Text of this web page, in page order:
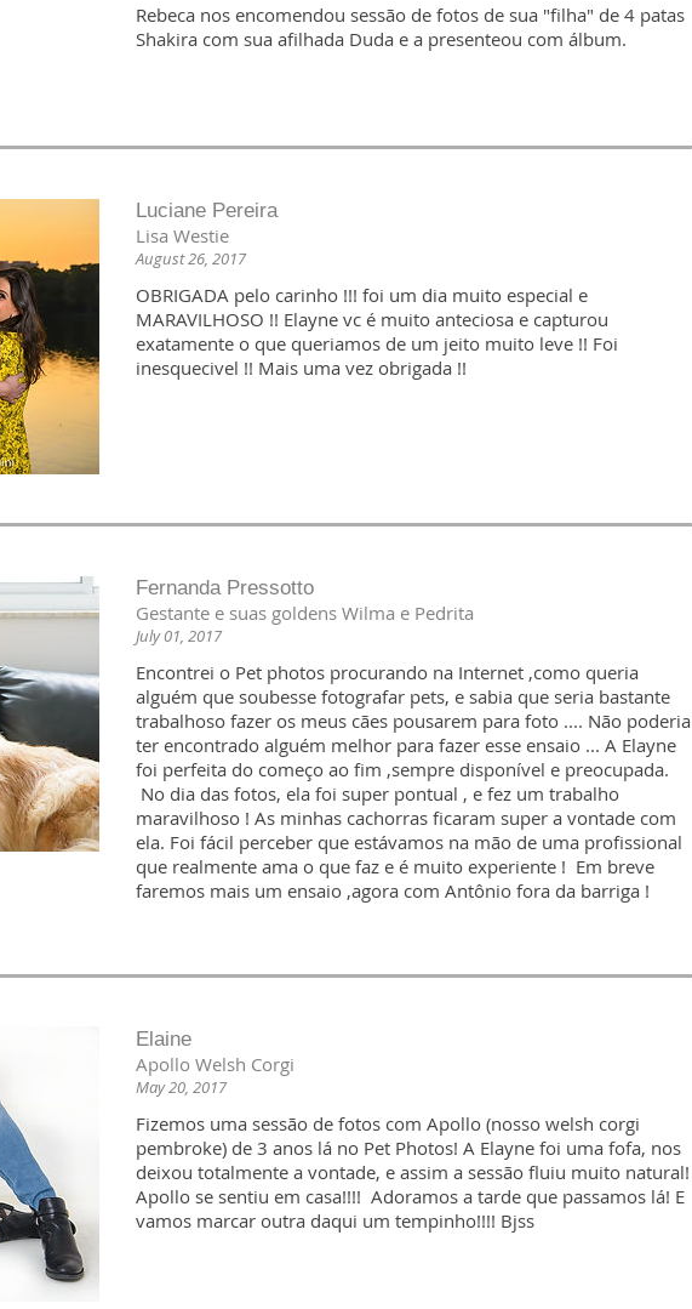
Rebeca nos encomendou sessão de fotos de sua "filha" de 4 patas
Shakira com sua afilhada Duda e a presenteou com álbum.
Luciane Pereira
Lisa Westie
August 26, 2017
OBRIGADA pelo carinho !!! foi um dia muito especial e
MARAVILHOSO !! Elayne vc é muito anteciosa e capturou
exatamente o que queriamos de um jeito muito leve !! Foi
inesquecivel !! Mais uma vez obrigada !!
Fernanda Pressotto
Gestante e suas goldens Wilma e Pedrita
July 01, 2017
Encontrei o Pet photos procurando na Internet ,como queria
alguém que soubesse fotografar pets, e sabia que seria bastante
trabalhoso fazer os meus cães pousarem para foto .... Não poderia
ter encontrado alguém melhor para fazer esse ensaio ... A Elayne
foi perfeita do começo ao fim ,sempre disponível e preocupada.
No dia das fotos, ela foi super pontual , e fez um trabalho
maravilhoso ! As minhas cachorras ficaram super a vontade com
ela. Foi fácil perceber que estávamos na mão de uma profissional
que realmente ama o que faz e é muito experiente ! Em breve
faremos mais um ensaio ,agora com Antônio fora da barriga !
Elaine
Apollo Welsh Corgi
May 20, 2017
Fizemos uma sessão de fotos com Apollo (nosso welsh corgi
pembroke) de 3 anos lá no Pet Photos! A Elayne foi uma fofa, nos
deixou totalmente a vontade, e assim a sessão fluiu muito natural!
Apollo se sentiu em casa!!!! Adoramos a tarde que passamos lá! E
vamos marcar outra daqui um tempinho!!!! Bjss